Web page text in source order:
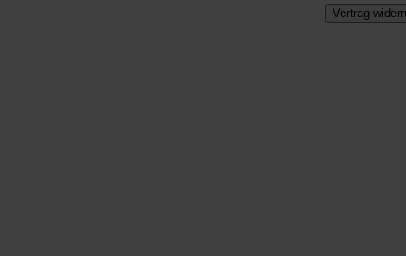
Vertrag